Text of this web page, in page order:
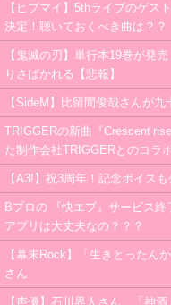
【ヒプマイ】5thライブのゲス
決定！聴いておくべき曲は？？
【鬼滅の刃】単行本19巻が発
りさばかれる【悲報】
【SideM】比留間俊哉さんが
TRIGGERの新曲『Crescent
た制作会社TRIGGERとのコラ
【A3!】祝3周年！記念ボイス
Bプロの 『快エブ』サービス
アプリは大丈夫なの？？？
【幕末Rock】「生きとったん
さん
【声優】石川界人さん、「神